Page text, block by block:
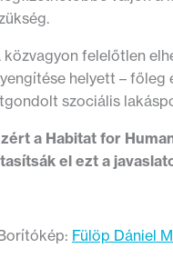
közvagyon felelőtlen
helyett – főleg
szociális
a Habitat for
el ezt a
Fülöp Dániel